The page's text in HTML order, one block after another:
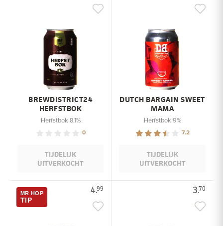
BREWDISTRICT24
HERFSTBOK
Herfstbok 8,1%
0
TIJDELIJK
UITVERKOCHT
DUTCH BARGAIN SWEET
MAMA
Herfstbok 9%
7.2
TIJDELIJK
UITVERKOCHT
4.99
MR HOP
TIP
3.70